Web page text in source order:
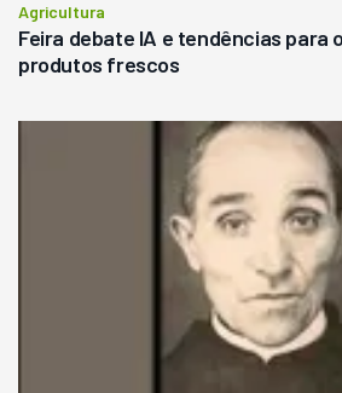
Agricultura
Feira debate IA e tendências para
produtos frescos